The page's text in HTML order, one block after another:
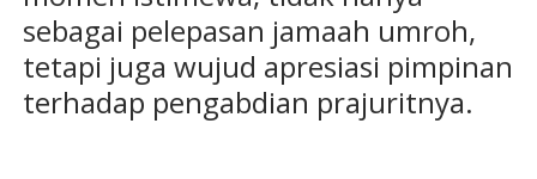
sebagai pelepasan jamaah umroh,
tetapi juga wujud apresiasi pimpinan
terhadap pengabdian prajuritnya.